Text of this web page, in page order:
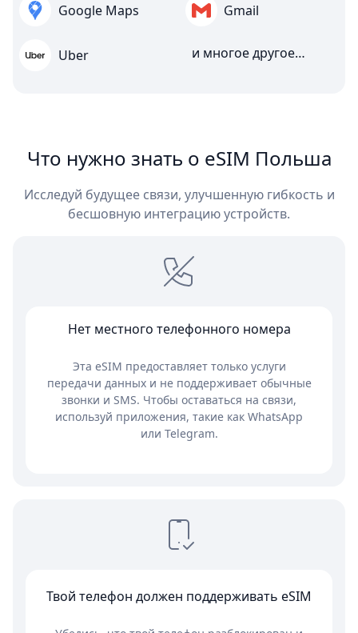
Google Maps Gmail
Uber и многое другое…
Что нужно знать о eSIM Польша
Исследуй будущее связи, улучшенную гибкость и
бесшовную интеграцию устройств.
Нет местного телефонного номера
Эта eSIM предоставляет только услуги
передачи данных и не поддерживает обычные
звонки и SMS. Чтобы оставаться на связи,
используй приложения, такие как WhatsApp
или Telegram.
Твой телефон должен поддерживать eSIM